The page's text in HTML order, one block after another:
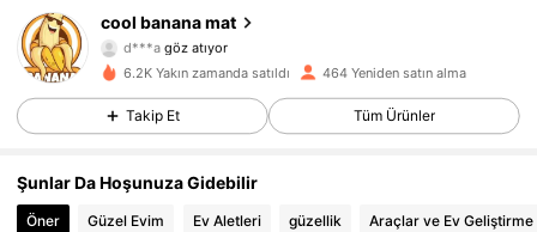
cool banana mat
4,72
635 Takipçiler
4,72 635 Takipçiler
4,72 635 Takipçiler
6.2K Yakın zamanda satıldı 464 Yeniden satın alma
Takip Et Tüm Ürünler
Şunlar Da Hoşunuza Gidebilir
Öner Güzel Evim Ev Aletleri güzellik Araçlar ve Ev Geliştirme